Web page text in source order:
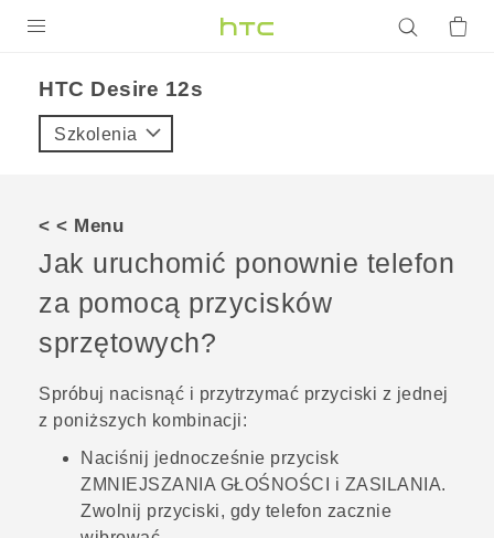
VIVE
VIVERSE
POMOC TECHNICZNA
Urządzenia i akcesoria HTC
Zaloguj się
HTC Desire 12s‎
Szkolenia
< < Menu
Jak uruchomić ponownie telefon
za pomocą przycisków
sprzętowych?
Spróbuj nacisnąć i przytrzymać przyciski z jednej
z poniższych kombinacji:
Naciśnij jednocześnie przycisk
ZMNIEJSZANIA GŁOŚNOŚCI
i ZASILANIA.
Zwolnij przyciski, gdy telefon zacznie